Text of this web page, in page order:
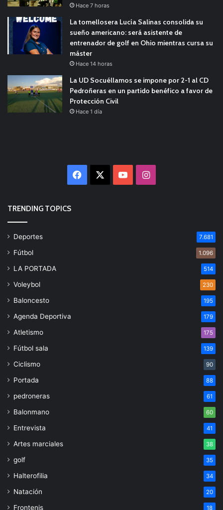
Hace 7 horas
La tomellosera Lucía Salinas consolida su
sueño americano: será asistente de
entrenador de golf en Ohio mientras cursa su
máster
Hace 14 horas
La UD Socuéllamos se impone por 2-1 al CD
Pedroñeras en un partido benéfico a favor de
Protección Civil
Hace 1 día
Facebook YouTubeInstagram
TRENDING TOPICS
Deportes 7.681
Fútbol 1.096
LA PORTADA 514
Voleybol 230
Baloncesto 195
Agenda Deportiva 179
Atletismo 175
Fútbol sala 139
Ciclismo 90
Portada 88
pedroneras 61
Balonmano 60
Entrevista 41
Artes marciales 38
golf 35
Halterofilia 34
Natación 20
Frontenis 18